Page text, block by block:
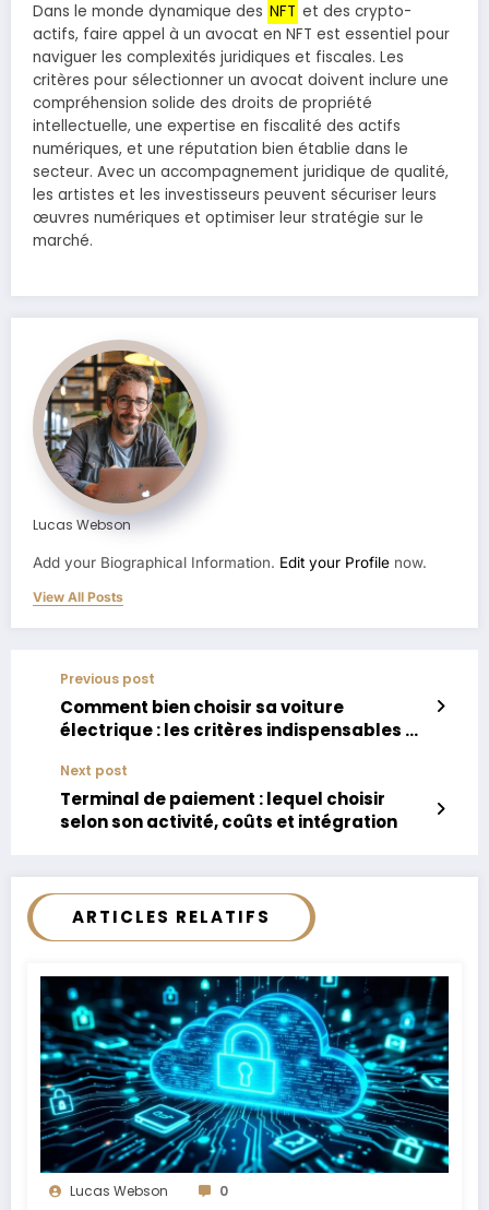
Dans le monde dynamique des NFT et des crypto-
actifs, faire appel à un avocat en NFT est essentiel pour
naviguer les complexités juridiques et fiscales. Les
critères pour sélectionner un avocat doivent inclure une
compréhension solide des droits de propriété
intellectuelle, une expertise en fiscalité des actifs
numériques, et une réputation bien établie dans le
secteur. Avec un accompagnement juridique de qualité,
les artistes et les investisseurs peuvent sécuriser leurs
œuvres numériques et optimiser leur stratégie sur le
marché.
Lucas Webson
Add your Biographical Information. Edit your Profile now.
View All Posts
Previous post
Comment bien choisir sa voiture
électrique : les critères indispensables à
Next post
Terminal de paiement : lequel choisir
selon son activité, coûts et intégration
ARTICLES RELATIFS
Lucas Webson 0